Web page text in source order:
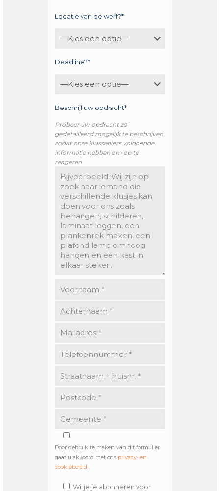
Locatie van de werf?*
Deadline?*
Beschrijf uw opdracht*
Probeer uw opdracht zo
gedetailleerd mogelijk te beschrijven
zodat onze klusseniers voldoende
informatie hebben om op te
reageren.
Door gebruik te maken van dit formulier
gaat u akkoord met ons privacy- en
cookiebeleid.
Wil je je abonneren voor